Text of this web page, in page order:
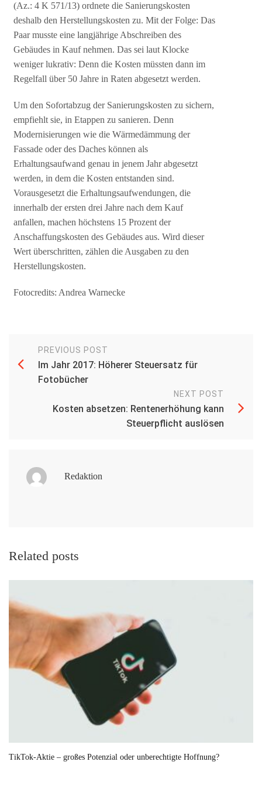
(Az.: 4 K 571/13) ordnete die Sanierungskosten
deshalb den Herstellungskosten zu. Mit der Folge: Das
Paar musste eine langjährige Abschreiben des
Gebäudes in Kauf nehmen. Das sei laut Klocke
weniger lukrativ: Denn die Kosten müssten dann im
Regelfall über 50 Jahre in Raten abgesetzt werden.
Um den Sofortabzug der Sanierungskosten zu sichern,
empfiehlt sie, in Etappen zu sanieren. Denn
Modernisierungen wie die Wärmedämmung der
Fassade oder des Daches können als
Erhaltungsaufwand genau in jenem Jahr abgesetzt
werden, in dem die Kosten entstanden sind.
Vorausgesetzt die Erhaltungsaufwendungen, die
innerhalb der ersten drei Jahre nach dem Kauf
anfallen, machen höchstens 15 Prozent der
Anschaffungskosten des Gebäudes aus. Wird dieser
Wert überschritten, zählen die Ausgaben zu den
Herstellungskosten.
Fotocredits: Andrea Warnecke
PREVIOUS POST
Im Jahr 2017: Höherer Steuersatz für
Fotobücher
NEXT POST
Kosten absetzen: Rentenerhöhung kann
Steuerpflicht auslösen
Redaktion
Related posts
TikTok-Aktie – großes Potenzial oder unberechtigte Hoffnung?